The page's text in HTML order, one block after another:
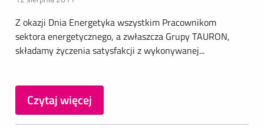
Z okazji Dnia Energetyka wszystkim Pracownikom
sektora energetycznego, a zwłaszcza Grupy TAURON,
składamy życzenia satysfakcji z wykonywanej...
Czytaj więcej